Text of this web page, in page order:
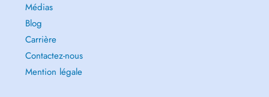
Médias
Blog
Carrière
Contactez-nous
Mention légale